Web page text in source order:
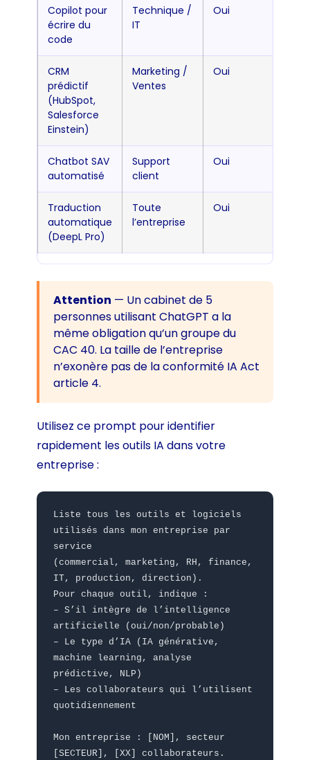
Copilot pour
écrire du
code
Technique /
IT
Oui
CRM
prédictif
(HubSpot,
Salesforce
Einstein)
Marketing /
Ventes
Oui
Chatbot SAV
automatisé
Support
client
Oui
Traduction
automatique
(DeepL Pro)
Toute
l’entreprise
Oui
Attention — Un cabinet de 5
personnes utilisant ChatGPT a la
même obligation qu’un groupe du
CAC 40. La taille de l’entreprise
n’exonère pas de la conformité IA Act
article 4.
Utilisez ce prompt pour identifier
rapidement les outils IA dans votre
entreprise :
Liste tous les outils et logiciels
utilisés dans mon entreprise par
service
(commercial, marketing, RH, finance,
IT, production, direction).
Pour chaque outil, indique :
– S’il intègre de l’intelligence
artificielle (oui/non/probable)
– Le type d’IA (IA générative,
machine learning, analyse
prédictive, NLP)
– Les collaborateurs qui l’utilisent
quotidiennement
Mon entreprise : [NOM], secteur
[SECTEUR], [XX] collaborateurs.